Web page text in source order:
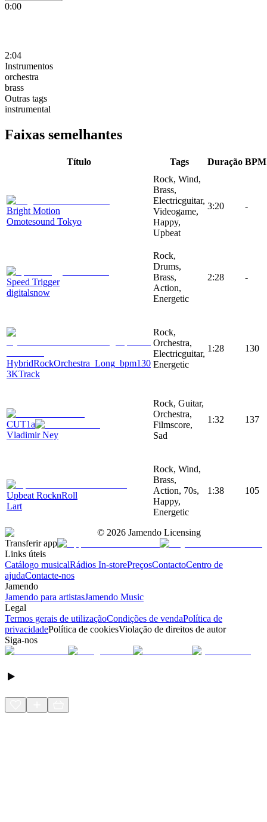
0:00
2:04
Instrumentos
orchestra
brass
Outras tags
instrumental
Faixas semelhantes
Título Tags Duração BPM
Bright Motion
Omotesound Tokyo
Rock, Wind,
Brass,
Electricguitar,
Videogame,
Happy,
Upbeat
3:20 -
Speed Trigger
digitalsnow
Rock,
Drums,
Brass,
Action,
Energetic
2:28 -
HybridRockOrchestra_Long_bpm130
3KTrack
Rock,
Orchestra,
Electricguitar,
Energetic
1:28 130
CUT1a
Vladimir Ney
Rock, Guitar,
Orchestra,
Filmscore,
Sad
1:32 137
Upbeat RocknRoll
Lart
Rock, Wind,
Brass,
Action, 70s,
Happy,
Energetic
1:38 105
© 2026 Jamendo Licensing
Transferir app
Links úteis
Catálogo musicalRádios In-storePreçosContactoCentro de
ajudaContacte-nos
Jamendo
Jamendo para artistasJamendo Music
Legal
Termos gerais de utilizaçãoCondições de vendaPolítica de
privacidadePolítica de cookiesViolação de direitos de autor
Siga-nos